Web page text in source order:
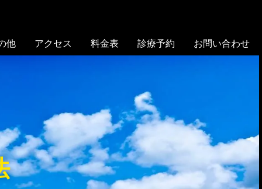
他 アクセス 料金表 診療予約 お問い合わせ